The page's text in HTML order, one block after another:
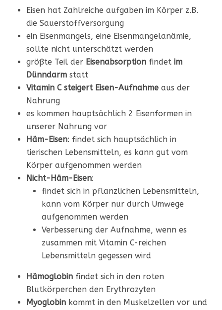
Eisen hat Zahlreiche aufgaben im Körper z.B.
die Sauerstoffversorgung
ein Eisenmangels, eine Eisenmangelanämie,
sollte nicht unterschätzt werden
größte Teil der Eisenabsorption findetim
Dünndarm statt
Vitamin C steigert Eisen-Aufnahmeaus der
Nahrung
es kommen hauptsächlich 2 Eisenformen in
unserer Nahrung vor
Häm-Eisen: findet sich hauptsächlich in
tierischen Lebensmitteln, es kann gut vom
Körper aufgenommen werden
Nicht-Häm-Eisen:
findet sich in pflanzlichen Lebensmitteln,
kann vom Körper nur durch Umwege
aufgenommen werden
Verbesserung der Aufnahme, wenn es
zusammen mit Vitamin C-reichen
Lebensmitteln gegessen wird
Hämoglobin findet sich in den roten
Blutkörperchen den Erythrozyten
Myoglobin kommt in den Muskelzellen vor und